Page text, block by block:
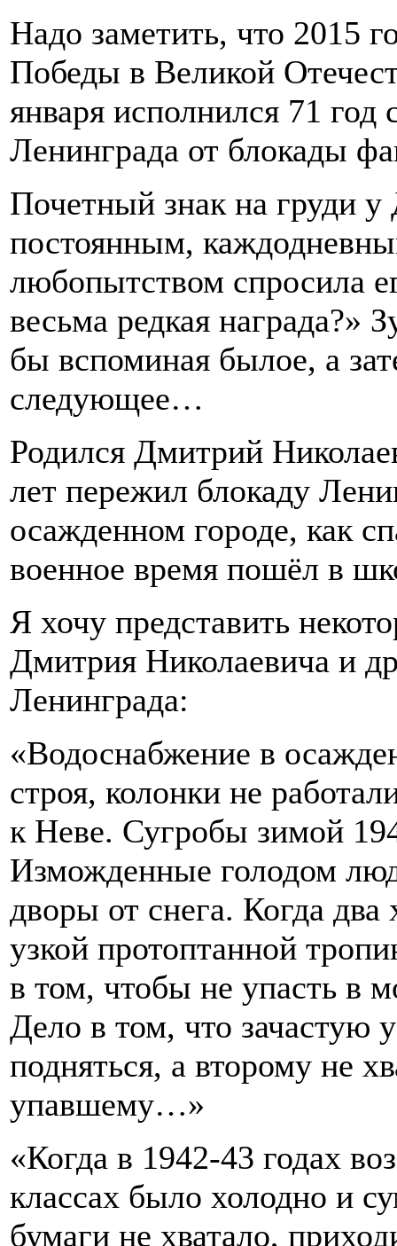
Надо заметить, что 2015
Победы в Великой
января исполнился 71 год
Ленинграда от блокады
Почетный знак на груди у
постоянным,
любопытством спросила
весьма редкая награда?»
бы вспоминая былое, а
следующее…
Родился Дмитрий
лет пережил блокаду
осажденном городе, как
военное время пошёл в
Я хочу представить
Дмитрия Николаевича и
Ленинграда:
«Водоснабжение в
строя, колонки не
к Неве. Сугробы зимой
Изможденные голодом
дворы от снега. Когда два
узкой протоптанной
в том, чтобы не упасть в
Дело в том, что зачастую
подняться, а второму не
упавшему…»
«Когда в 1942-43 годах
классах было холодно и
бумаги не хватало,